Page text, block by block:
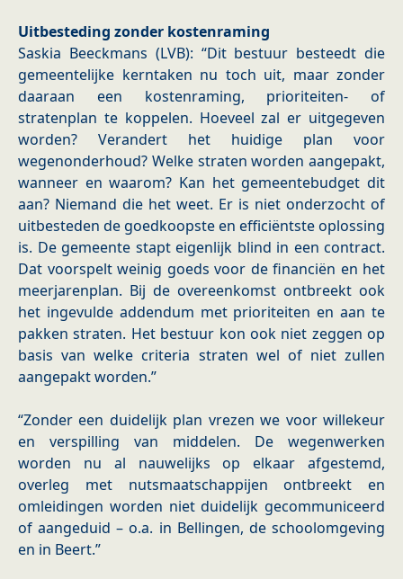
Uitbesteding zonder kostenraming
Saskia Beeckmans (LVB): “Dit bestuur besteedt die
gemeentelijke kerntaken nu toch uit, maar zonder
daaraan een kostenraming, prioriteiten- of
stratenplan te koppelen. Hoeveel zal er uitgegeven
worden? Verandert het huidige plan voor
wegenonderhoud? Welke straten worden aangepakt,
wanneer en waarom? Kan het gemeentebudget dit
aan? Niemand die het weet. Er is niet onderzocht of
uitbesteden de goedkoopste en efficiëntste oplossing
is. De gemeente stapt eigenlijk blind in een contract.
Dat voorspelt weinig goeds voor de financiën en het
meerjarenplan. Bij de overeenkomst ontbreekt ook
het ingevulde addendum met prioriteiten en aan te
pakken straten. Het bestuur kon ook niet zeggen op
basis van welke criteria straten wel of niet zullen
aangepakt worden.”
“Zonder een duidelijk plan vrezen we voor willekeur
en verspilling van middelen. De wegenwerken
worden nu al nauwelijks op elkaar afgestemd,
overleg met nutsmaatschappijen ontbreekt en
omleidingen worden niet duidelijk gecommuniceerd
of aangeduid – o.a. in Bellingen, de schoolomgeving
en in Beert.”